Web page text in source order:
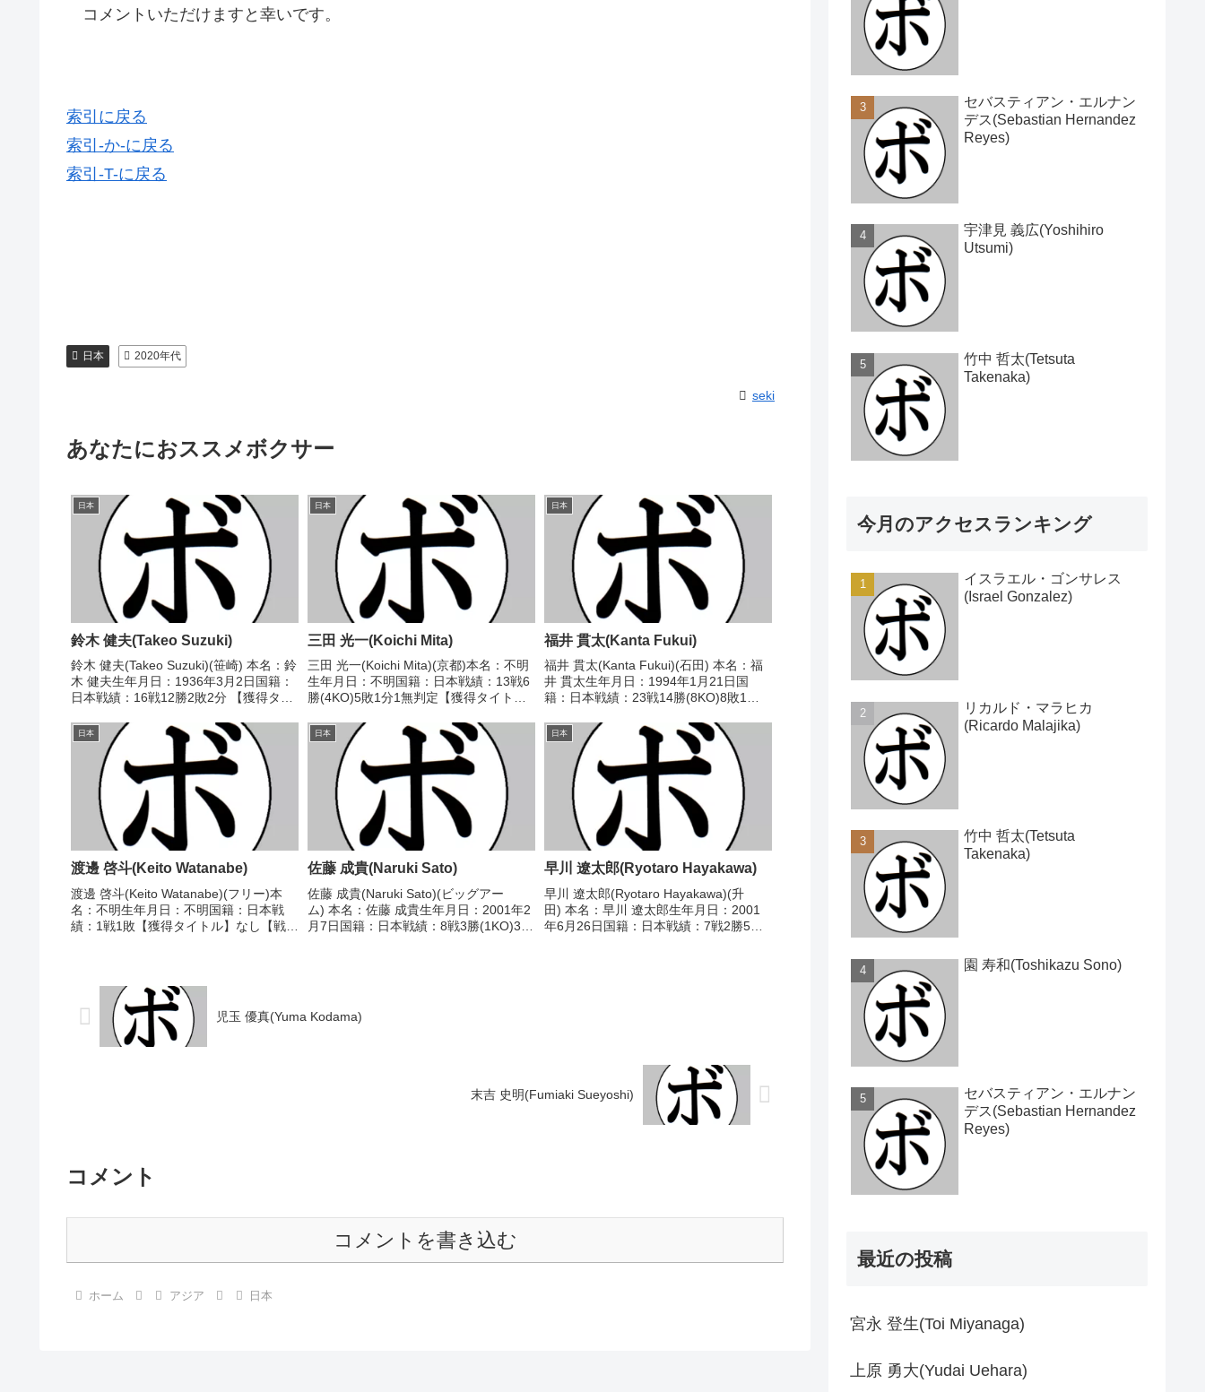
コメントいただけますと幸いです。
索引に戻る
索引-か-に戻る
索引-T-に戻る
日本 2020年代
seki
あなたにおススメボクサー
日本
鈴木 健夫(Takeo Suzuki)
鈴木 健夫(Takeo Suzuki)(笹崎) 本名：鈴
木 健夫生年月日：1936年3月2日国籍：
日本戦績：16戦12勝2敗2分 【獲得タイ
者(アマチュア)1957年度国体フライ級優
勝(アマチュア)19...
日本
三田 光一(Koichi Mita)
三田 光一(Koichi Mita)(京都)本名：不明
生年月日：不明国籍：日本戦績：13戦6
勝(4KO)5敗1分1無判定【獲得タイト
権 相澤 太郎(関西)1946/01/07
○3RTKO 関 ...
日本
福井 貫太(Kanta Fukui)
福井 貫太(Kanta Fukui)(石田) 本名：福
井 貫太生年月日：1994年1月21日国
籍：日本戦績：23戦14勝(8KO)8敗1
ーパーフェザー級新人王 【戦歴】
2017/04/02 ○2RKO...
日本
渡邊 啓斗(Keito Watanabe)
渡邊 啓斗(Keito Watanabe)(フリー)本
名：不明生年月日：不明国籍：日本戦
績：1戦1敗【獲得タイトル】なし【戦
日本
佐藤 成貴(Naruki Sato)
佐藤 成貴(Naruki Sato)(ビッグアー
ム) 本名：佐藤 成貴生年月日：2001年2
月7日国籍：日本戦績：8戦3勝(1KO)3敗
日本
早川 遼太郎(Ryotaro Hayakawa)
早川 遼太郎(Ryotaro Hayakawa)(升
田) 本名：早川 遼太郎生年月日：2001
年6月26日国籍：日本戦績：7戦2勝5
児玉 優真(Yuma Kodama)
末吉 史明(Fumiaki Sueyoshi)
コメント
コメントを書き込む
ホーム アジア 日本
セバスティアン・エルナン
デス(Sebastian Hernandez
Reyes)
宇津見 義広(Yoshihiro
Utsumi)
竹中 哲太(Tetsuta
Takenaka)
今月のアクセスランキング
イスラエル・ゴンサレス
(Israel Gonzalez)
リカルド・マラヒカ
(Ricardo Malajika)
竹中 哲太(Tetsuta
Takenaka)
園 寿和(Toshikazu Sono)
セバスティアン・エルナン
デス(Sebastian Hernandez
Reyes)
最近の投稿
宮永 登生(Toi Miyanaga)
上原 勇大(Yudai Uehara)